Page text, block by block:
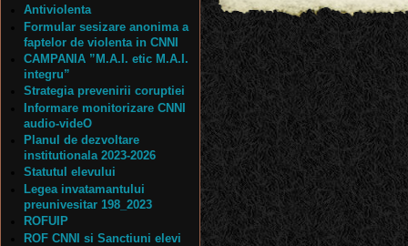
Antiviolenta
Formular sesizare anonima a
faptelor de violenta in CNNI
CAMPANIA ”M.A.I. etic M.A.I.
integru”
Strategia prevenirii coruptiei
Informare monitorizare CNNI
audio-videO
Planul de dezvoltare
institutionala 2023-2026
Statutul elevului
Legea invatamantului
preunivesitar 198_2023
ROFUIP
ROF CNNI si Sanctiuni elevi